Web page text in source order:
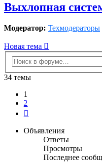
Выхлопная
Модератор: Техмодераторы
Новая тема
34 темы
1
2
Объявления
Ответы
Просмотры
Последнее